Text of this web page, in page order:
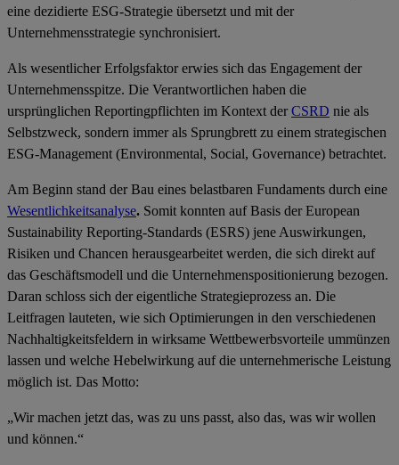
eine dezidierte ESG-Strategie übersetzt und mit der
Unternehmensstrategie synchronisiert.
Als wesentlicher Erfolgsfaktor erwies sich das Engagement der
Unternehmensspitze. Die Verantwortlichen haben die
ursprünglichen Reportingpflichten im Kontext derCSRD nie als
Selbstzweck, sondern immer als Sprungbrett zu einem strategischen
ESG-Management (Environmental, Social, Governance) betrachtet.
Am Beginn stand der Bau eines belastbaren Fundaments durch eine
Wesentlichkeitsanalyse. Somit konnten auf Basis der European
Sustainability Reporting-Standards (ESRS) jene Auswirkungen,
Risiken und Chancen herausgearbeitet werden, die sich direkt auf
das Geschäftsmodell und die Unternehmenspositionierung bezogen.
Daran schloss sich der eigentliche Strategieprozess an. Die
Leitfragen lauteten, wie sich Optimierungen in den verschiedenen
Nachhaltigkeitsfeldern in wirksame Wettbewerbsvorteile ummünzen
lassen und welche Hebelwirkung auf die unternehmerische Leistung
möglich ist. Das Motto:
„Wir machen jetzt das, was zu uns passt, also das, was wir wollen
und können.“